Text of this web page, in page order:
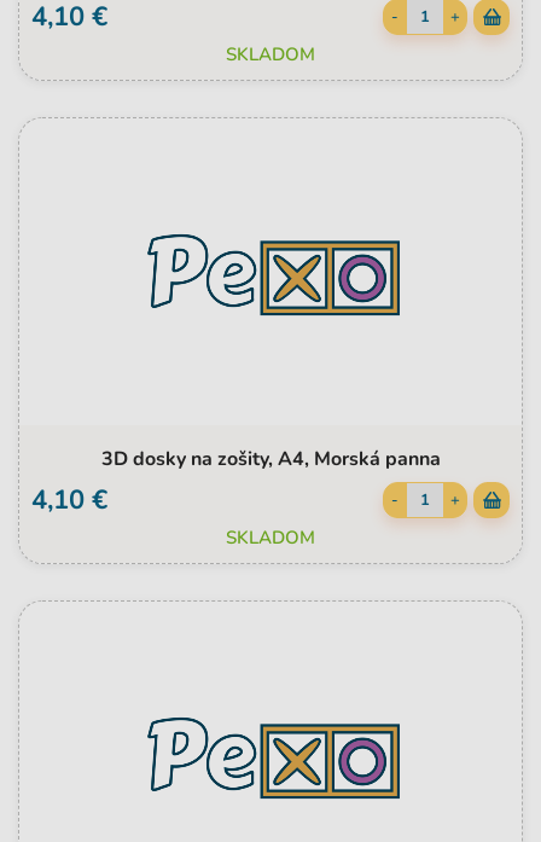
4,10 € - +
SKLADOM
3D dosky na zošity, A4, Morská panna
4,10 € - +
SKLADOM